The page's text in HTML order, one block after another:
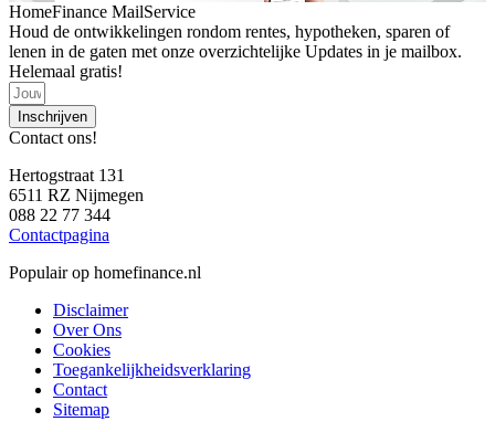
HomeFinance MailService
Houd de ontwikkelingen rondom rentes, hypotheken, sparen of
lenen in de gaten met onze overzichtelijke Updates in je mailbox.
Helemaal gratis!
Inschrijven
Contact ons!
Hertogstraat 131
6511 RZ Nijmegen
088 22 77 344
Contactpagina
Populair op homefinance.nl
Disclaimer
Over Ons
Cookies
Toegankelijkheidsverklaring
Contact
Sitemap